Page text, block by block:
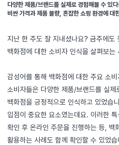
다양한 제품/브랜드를 실제로 경험해볼 수 있
비싼 가격과 제품 불량, 혼잡한 쇼핑 환경에 대
지난 한 주도 잘 지내셨나요? 금주에도
백화점에 대한 소비자 인식을 살펴보는
감성어를 통해 백화점에 대한 주요 소
소비자들은 다양한 제품/브랜드를 실제
백화점을 긍정적으로 인식하고 있었습
입점이 중요한 요소였는데요. 이러한
확인 후 온라인 주문을 진행하는 등, 백
활용하는 사례도 함께 확인할 수 있었습